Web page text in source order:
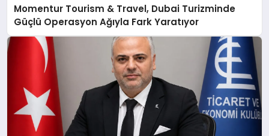
Momentur Tourism & Travel, Dubai Turizminde
Güçlü Operasyon Ağıyla Fark Yaratıyor